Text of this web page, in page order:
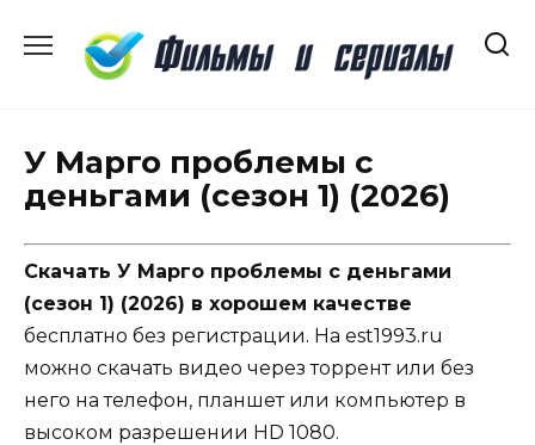
содержанию
У Марго проблемы с
деньгами (сезон 1) (2026)
Скачать У Марго проблемы с деньгами
(сезон 1) (2026) в хорошем качестве
бесплатно без регистрации. На est1993.ru
можно скачать видео через торрент или без
него на телефон, планшет или компьютер в
высоком разрешении HD 1080.